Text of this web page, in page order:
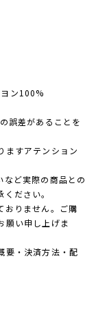
ン100%
誤差があることを
ますアテンション
など実際の商品との
ださい。
おりません。ご購
願い申し上げま
要・決済方法・配